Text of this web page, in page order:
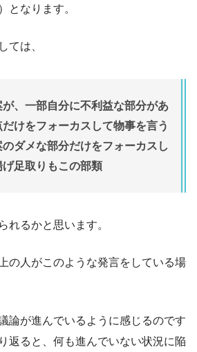
となります。
ては、
、一部自分に不利益な部分があ
けをフォーカスして物事を言う
ダメな部分だけをフォーカスし
足取りもこの部類
れるかと思います。
の人がこのような発言をしている場
論が進んでいるように感じるのです
返ると、何も進んでいない状況に陥